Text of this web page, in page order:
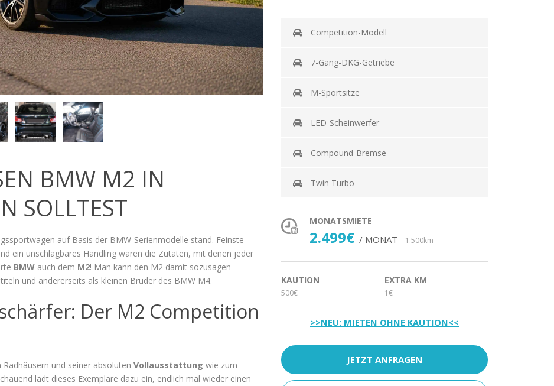
Competition-Modell
7-Gang-DKG-Getriebe
M-Sportsitze
LED-Scheinwerfer
Compound-Bremse
Twin Turbo
MONATSMIETE
2.499€ / MONAT 1.500km
KAUTION
500€
EXTRA KM
1€
>>NEU: MIETEN OHNE KAUTION<<
JETZT ANFRAGEN
BMW M2 IN
SOLLTEST
auf Basis der BMW-Serienmodelle stand. Feinste
ein unschlagbares Handling waren die Zutaten, mit denen jeder
BMW auch dem M2! Man kann den M2 damit sozusagen
und andererseits als kleinen Bruder des BMW M4.
Der M2 Competition
und seiner absoluten Vollausstattung wie zum
lädt dieses Exemplare dazu ein, endlich mal wieder einen